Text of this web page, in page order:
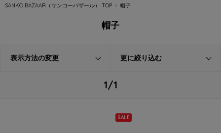
SANKO BAZAAR（サンコーバザール） TOP 帽子
帽子
表示方法の変更 更に絞り込む
1/1
SALE